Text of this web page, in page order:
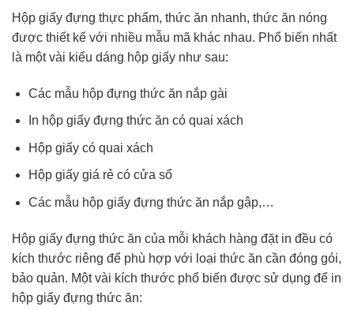
Hộp giấy đựng thực phẩm, thức ăn nhanh, thức ăn nóng
được thiết kế với nhiều mẫu mã khác nhau. Phổ biến nhất
là một vài kiểu dáng hộp giấy như sau:
Các mẫu hộp đựng thức ăn nắp gài
In hộp giấy đựng thức ăn có quai xách
Hộp giấy có quai xách
Hộp giấy giá rẻ có cửa sổ
Các mẫu hộp giấy đựng thức ăn nắp gập,…
Hộp giấy đựng thức ăn của mỗi khách hàng đặt in đều có
kích thước riêng để phù hợp với loại thức ăn cần đóng gói,
bảo quản. Một vài kích thước phổ biến được sử dụng để in
hộp giấy đựng thức ăn: